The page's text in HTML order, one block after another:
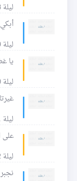
ليلة 8 صفر 1438 للهجرة
ليلة 9 صفر 1438 للهجرة
يا
ليلة 10 صفر 1438 للهجرة
ليلة 11 صفر 1438 للهجرة
على
ليلة 12 صفر 1438 للهجرة